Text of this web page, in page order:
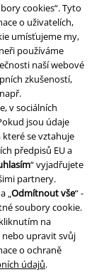
cookies“. Tyto
o uživatelích,
umísťujeme my,
používáme
naší webové
zkušeností,
v sociálních
jsou údaje
které se vztahuje
předpisů EU a
“ vyjadřujete
partnery.
„Odmítnout vše“ -
soubory cookie.
na
upravit svůj
o ochraně
údajů.
všechny nové